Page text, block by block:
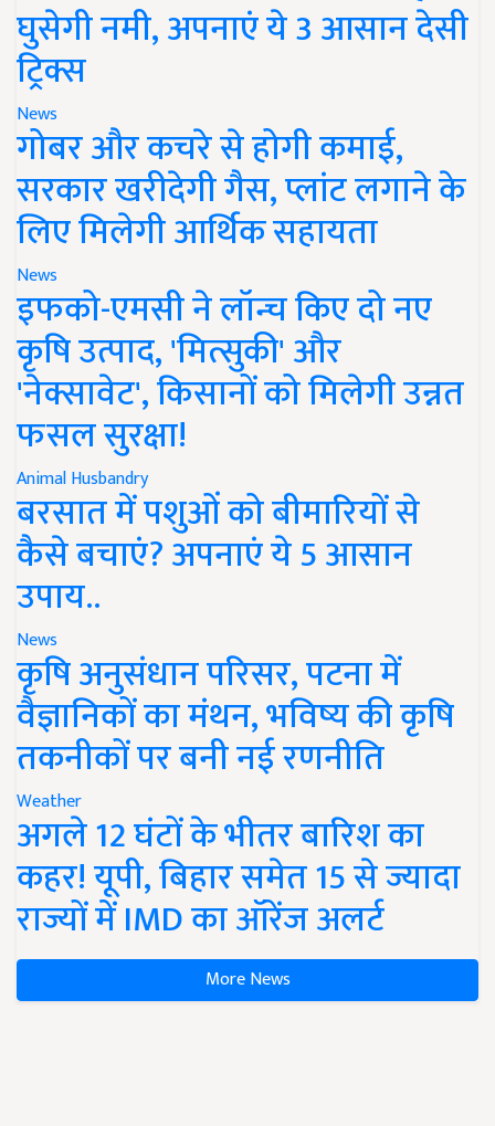
घुसेगी नमी, अपनाएं ये 3 आसान देसी
ट्रिक्स
News
गोबर और कचरे से होगी कमाई,
सरकार खरीदेगी गैस, प्लांट लगाने के
लिए मिलेगी आर्थिक सहायता
News
इफको-एमसी ने लॉन्च किए दो नए
कृषि उत्पाद, 'मित्सुकी' और
'नेक्सावेट', किसानों को मिलेगी उन्नत
फसल सुरक्षा!
Animal Husbandry
बरसात में पशुओं को बीमारियों से
कैसे बचाएं? अपनाएं ये 5 आसान
उपाय..
News
कृषि अनुसंधान परिसर, पटना में
वैज्ञानिकों का मंथन, भविष्य की कृषि
तकनीकों पर बनी नई रणनीति
Weather
अगले 12 घंटों के भीतर बारिश का
कहर! यूपी, बिहार समेत 15 से ज्यादा
राज्यों में IMD का ऑरेंज अलर्ट
More News